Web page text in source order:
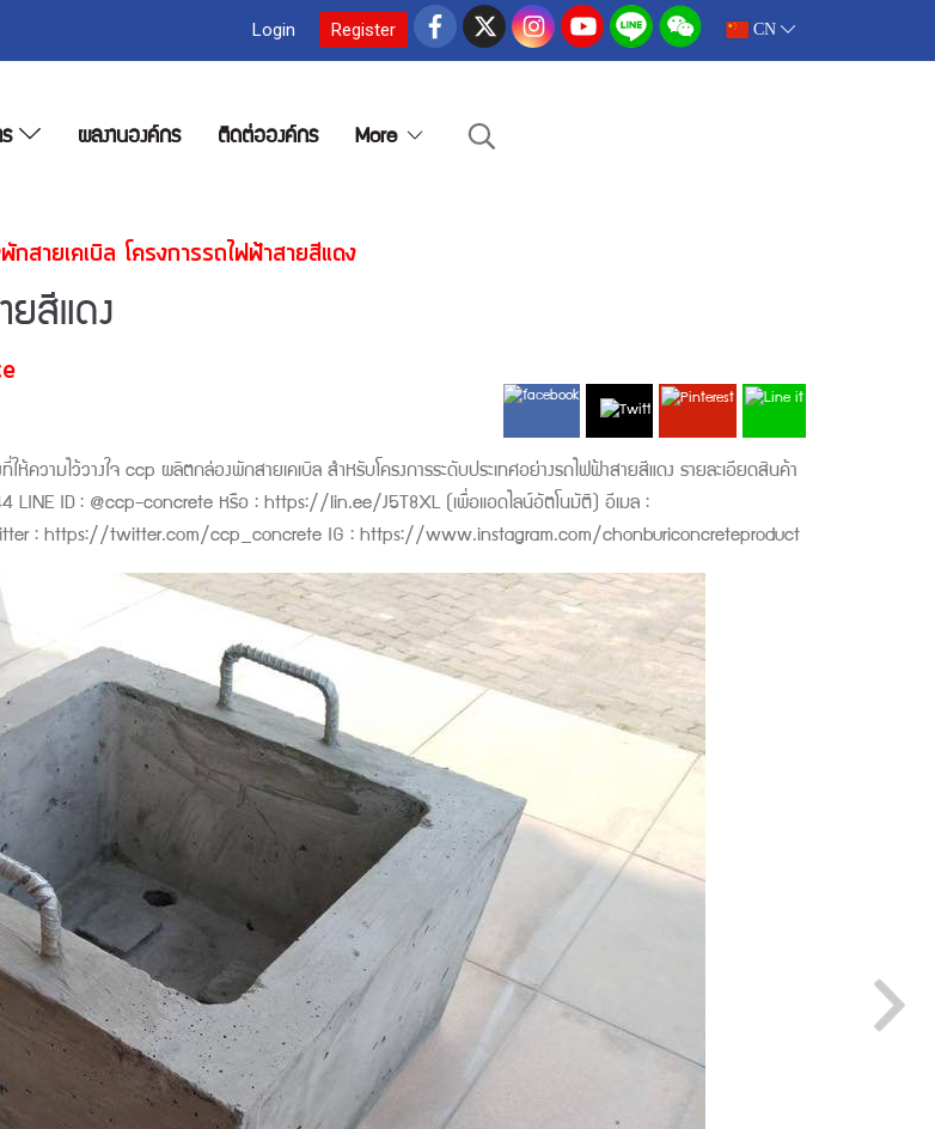
Login Register CN
ผลงานองค์กร ติดต่อองค์กร More
กสายเคเบิล โครงการรถไฟฟ้าสายสีแดง
ยสีแดง
วามไว้วางใจ ccp ผลิตกล่องพักสายเคเบิล สำหรับโครงการระดับประเทศอย่างรถไฟฟ้าสายสีแดง รายละเอียดสินค้า
ID : @ccp-concrete หรือ : https://lin.ee/J5T8XL (เพื่อเเอดไลน์อัตโนมัติ) อีเมล :
: https://twitter.com/ccp_concrete IG : https://www.instagram.com/chonburiconcreteproduct